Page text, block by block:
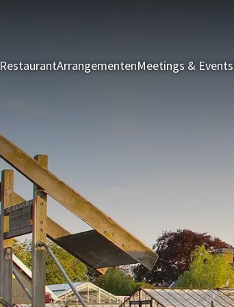
RestaurantArrangementenMeetings & Events